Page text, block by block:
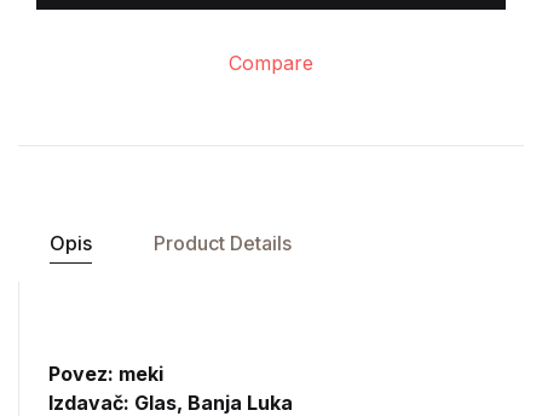
Compare
Opis Product Details
Povez: meki
Izdavač: Glas, Banja Luka